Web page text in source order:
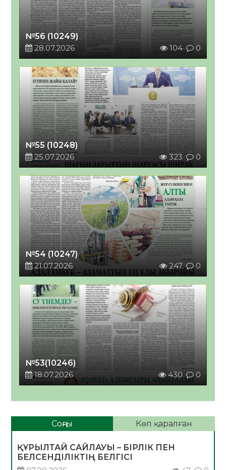
№56 (10249)
28.07.2026
104 0
№55 (10248)
25.07.2026
323 0
№54 (10247)
21.07.2026
247 0
№53(10246)
18.07.2026
430 0
Соңғы Көп қаралған
ҚҰРЫЛТАЙ САЙЛАУЫ – БІРЛІК ПЕН
БЕЛСЕНДІЛІКТІҢ БЕЛГІСІ